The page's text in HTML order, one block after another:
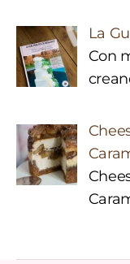
La
Con